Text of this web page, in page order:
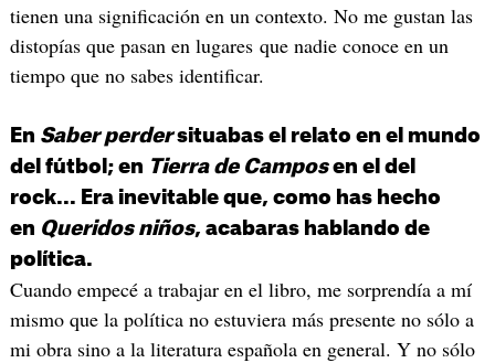
tienen una significación en un contexto. No me gustan las
distopías que pasan en lugares que nadie conoce en un
tiempo que no sabes identificar.
En Saber perdersituabas el relato en el mundo
del fútbol; en Tierra de Camposen el del
rock... Era inevitable que, como has hecho
en Queridos niños, acabaras hablando de
política.
Cuando empecé a trabajar en el libro, me sorprendía a mí
mismo que la política no estuviera más presente no sólo a
mi obra sino a la literatura española en general. Y no sólo